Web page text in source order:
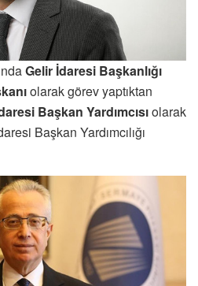
Gelir İdaresi Başkanlığı
olarak görev yaptıktan
Başkan Yardımcısıolarak
Başkan Yardımcılığı